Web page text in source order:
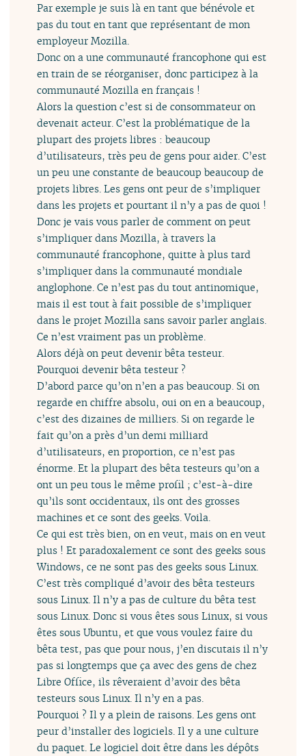
Par exemple je suis là en tant que bénévole et
pas du tout en tant que représentant de mon
employeur Mozilla.
Donc on a une communauté francophone qui est
en train de se réorganiser, donc participez à la
communauté Mozilla en français !
Alors la question c’est si de consommateur on
devenait acteur. C’est la problématique de la
plupart des projets libres : beaucoup
d’utilisateurs, très peu de gens pour aider. C’est
un peu une constante de beaucoup beaucoup de
projets libres. Les gens ont peur de s’impliquer
dans les projets et pourtant il n’y a pas de quoi !
Donc je vais vous parler de comment on peut
s’impliquer dans Mozilla, à travers la
communauté francophone, quitte à plus tard
s’impliquer dans la communauté mondiale
anglophone. Ce n’est pas du tout antinomique,
mais il est tout à fait possible de s’impliquer
dans le projet Mozilla sans savoir parler anglais.
Ce n’est vraiment pas un problème.
Alors déjà on peut devenir bêta testeur.
Pourquoi devenir bêta testeur ?
D’abord parce qu’on n’en a pas beaucoup. Si on
regarde en chiffre absolu, oui on en a beaucoup,
c’est des dizaines de milliers. Si on regarde le
fait qu’on a près d’un demi milliard
d’utilisateurs, en proportion, ce n’est pas
énorme. Et la plupart des bêta testeurs qu’on a
ont un peu tous le même profil ; c’est-à-dire
qu’ils sont occidentaux, ils ont des grosses
machines et ce sont des geeks. Voila.
Ce qui est très bien, on en veut, mais on en veut
plus ! Et paradoxalement ce sont des geeks sous
Windows, ce ne sont pas des geeks sous Linux.
C’est très compliqué d’avoir des bêta testeurs
sous Linux. Il n’y a pas de culture du bêta test
sous Linux. Donc si vous êtes sous Linux, si vous
êtes sous Ubuntu, et que vous voulez faire du
bêta test, pas que pour nous, j’en discutais il n’y
pas si longtemps que ça avec des gens de chez
Libre Office, ils rêveraient d’avoir des bêta
testeurs sous Linux. Il n’y en a pas.
Pourquoi ? Il y a plein de raisons. Les gens ont
peur d’installer des logiciels. Il y a une culture
du paquet. Le logiciel doit être dans les dépôts